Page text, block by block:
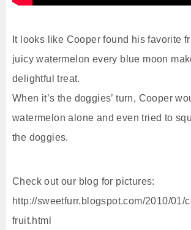
It looks like Cooper found his favorite
juicy watermelon every blue moon
delightful treat.
When it’s the doggies’ turn, Cooper
watermelon alone and even tried to
the doggies.
Check out our blog for pictures:
http://sweetfurr.blogspot.com/2010/01/
fruit.html